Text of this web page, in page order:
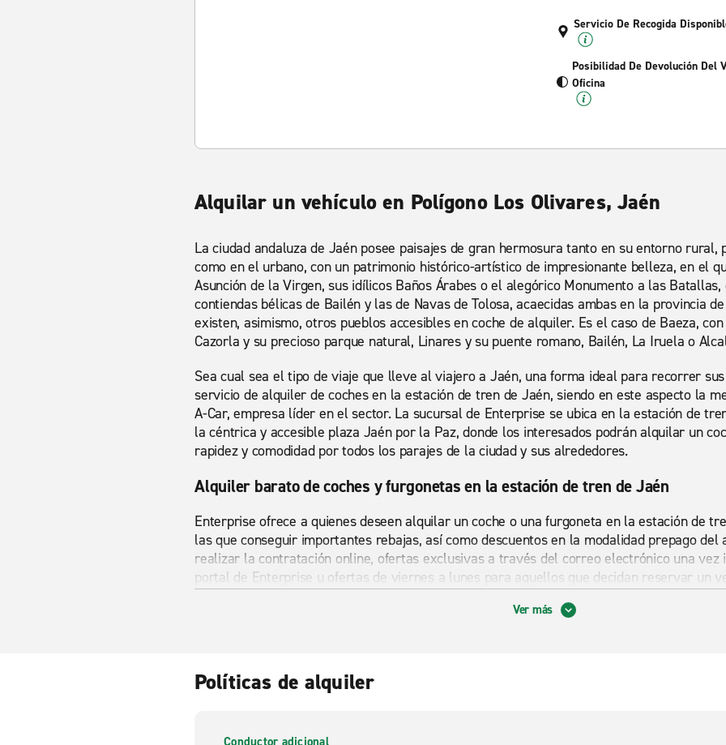
Servicio De Recogida
Posibilidad De Devolución Del
Oficina
Alquilar un vehículo en Polígono Los Olivares, Jaén
La ciudad andaluza de Jaén posee paisajes de gran hermosura tanto en su entorno rural,
como en el urbano, con un patrimonio histórico-artístico de impresionante belleza, en el
Asunción de la Virgen, sus idílicos Baños Árabes o el alegórico Monumento a las
contiendas bélicas de Bailén y las de Navas de Tolosa, acaecidas ambas en la provincia
existen, asimismo, otros pueblos accesibles en coche de alquiler. Es el caso de Baeza,
Cazorla y su precioso parque natural, Linares y su puente romano, Bailén, La Iruela o
Sea cual sea el tipo de viaje que lleve al viajero a Jaén, una forma ideal para recorrer
servicio de alquiler de coches en la estación de tren de Jaén, siendo en este aspecto la
A-Car, empresa líder en el sector. La sucursal de Enterprise se ubica en la estación de
la céntrica y accesible plaza Jaén por la Paz, donde los interesados podrán alquilar un
rapidez y comodidad por todos los parajes de la ciudad y sus alrededores.
Alquiler barato de coches y furgonetas en la estación de tren de Jaén
Enterprise ofrece a quienes deseen alquilar un coche o una furgoneta en la estación de
las que conseguir importantes rebajas, así como descuentos en la modalidad prepago
realizar la contratación online, ofertas exclusivas a través del correo electrónico una
portal de Enterprise u ofertas de viernes a lunes para aquellos que decidan reservar un
semana.
fiabilidad, pudiendo el cliente elegir la que mejor se adapte a sus exigencias. Son varios
para cargar elementos voluminosos. Ver más sobre el
Ver más
Políticas de alquiler
Conductor adicional